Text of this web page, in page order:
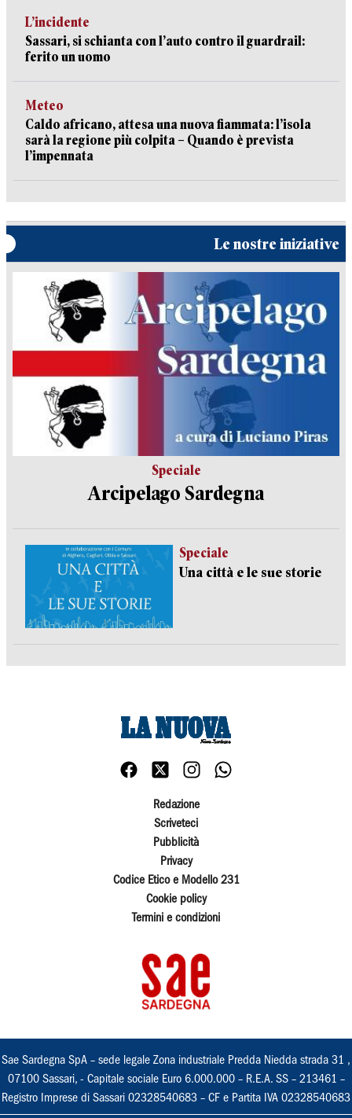
L’incidente
Sassari, si schianta con l’auto contro il guardrail:
ferito un uomo
Meteo
Caldo africano, attesa una nuova fiammata: l’isola
sarà la regione più colpita – Quando è prevista
l’impennata
Le nostre iniziative
Speciale
Arcipelago Sardegna
Speciale
Una città e le sue storie
Redazione
Scriveteci
Pubblicità
Privacy
Codice Etico e Modello 231
Cookie policy
Termini e condizioni
Sae Sardegna SpA – sede legale Zona industriale Predda Niedda strada 31 ,
07100 Sassari, - Capitale sociale Euro 6.000.000 – R.E.A. SS – 213461 –
Registro Imprese di Sassari 02328540683 – CF e Partita IVA 02328540683